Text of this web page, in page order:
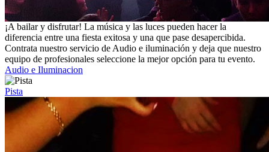
¡A bailar y disfrutar! La música y las luces pueden hacer la
diferencia entre una fiesta exitosa y una que pase desapercibida.
Contrata nuestro servicio de Audio e iluminación y deja que nuestro
equipo de profesionales seleccione la mejor opción para tu evento.
Audio e Iluminacion
Pista